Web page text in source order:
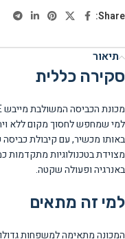
Share:
תיאור
סקירה כללית
למי שמחפש לחסוך מקום ללא
באנרגיה ופעולה שקטה.
למי זה מתאים